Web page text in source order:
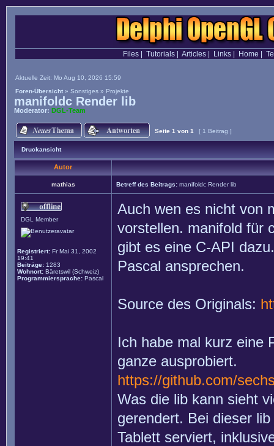
Files| Tutorials| Articles| Links| Home
Aktuelle Zeit: Mo Aug 10, 2026 15:59
Foren-Übersicht » Sonstiges » Projekte
manifoldc Render lib
Moderator: DGL-Team
Seite 1 von 1 [ 1 Beitrag ]
Druckansicht
Autor
mathias Betreff des Beitrags: manifoldc Render lib
DGL Member
Registriert: Fr Mai 31, 2002
19:41
Beiträge: 1283
Wohnort: Bäretswil (Schweiz)
Programmiersprache: Pascal
Auch wen es nicht von
vorstellen. manifold für
gibt es eine C-API
Pascal ansprechen.
Source des Originals:
Ich habe mal kurz eine
ganze ausprobiert.
https://github.com/
Was die lib kann sieht
gerendert. Bei dieser
Tablett serviert,